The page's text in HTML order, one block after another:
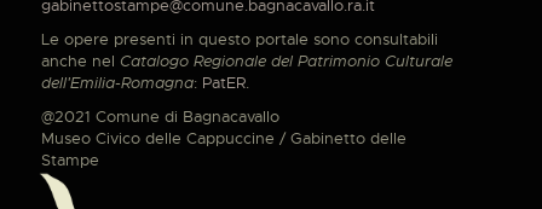
gabinettostampe@comune.bagnacavallo.ra.it
Le opere presenti in questo portale sono consultabili
anche nel Catalogo Regionale del Patrimonio Culturale
dell'Emilia-Romagna: PatER.
@2021 Comune di Bagnacavallo
Museo Civico delle Cappuccine / Gabinetto delle
Stampe